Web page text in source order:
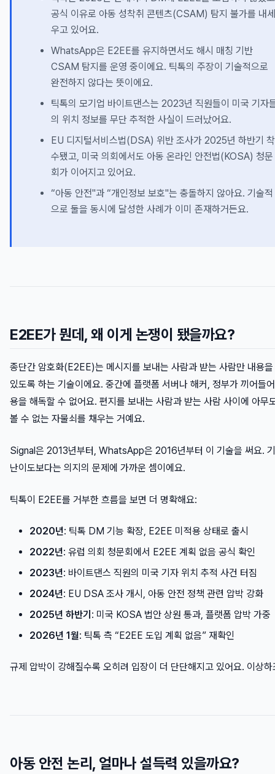
공식 이유로 아동 성착취 콘텐츠(CSAM) 탐지 불가를 내세
우고 있어요.
WhatsApp은 E2EE를 유지하면서도 해시 매칭 기반
CSAM 탐지를 운영 중이에요. 틱톡의 주장이 기술적으로
완전하지 않다는 뜻이에요.
틱톡의 모기업 바이트댄스는 2023년 직원들이 미국 기자
의 위치 정보를 무단 추적한 사실이 드러났어요.
EU 디지털서비스법(DSA) 위반 조사가 2025년 하반기 착
수됐고, 미국 의회에서도 아동 온라인 안전법(KOSA) 청문
회가 이어지고 있어요.
“아동 안전"과 “개인정보 보호"는 충돌하지 않아요. 기술적
으로 둘을 동시에 달성한 사례가 이미 존재하거든요.
E2EE가 뭔데, 왜 이게 논쟁이 됐을까요?
종단간 암호화(E2EE)는 메시지를 보내는 사람과 받는 사람만 내용
있도록 하는 기술이에요. 중간에 플랫폼 서버나 해커, 정부가 끼어들
용을 해독할 수 없어요. 편지를 보내는 사람과 받는 사람 사이에 아무
볼 수 없는 자물쇠를 채우는 거예요.
Signal은 2013년부터, WhatsApp은 2016년부터 이 기술을 써요.
난이도보다는 의지의 문제에 가까운 셈이에요.
틱톡이 E2EE를 거부한 흐름을 보면 더 명확해요:
2020년: 틱톡 DM 기능 확장, E2EE 미적용 상태로 출시
2022년: 유럽 의회 청문회에서 E2EE 계획 없음 공식 확인
2023년: 바이트댄스 직원의 미국 기자 위치 추적 사건 터짐
2024년: EU DSA 조사 개시, 아동 안전 정책 관련 압박 강화
2025년 하반기 : 미국 KOSA 법안 상원 통과, 플랫폼 압박 가중
2026년 1월: 틱톡 측 “E2EE 도입 계획 없음” 재확인
규제 압박이 강해질수록 오히려 입장이 더 단단해지고 있어요. 이상하
아동 안전 논리, 얼마나 설득력 있을까요?